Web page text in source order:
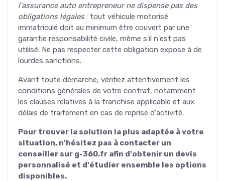
l'assurance auto entrepreneur ne dispense pas des
obligations légales: tout véhicule motorisé
immatriculé doit au minimum être couvert par une
garantie responsabilité civile, même s'il n'est pas
utilisé. Ne pas respecter cette obligation expose à de
lourdes sanctions.
Avant toute démarche, vérifiez attentivement les
conditions générales de votre contrat, notamment
les clauses relatives à la franchise applicable et aux
délais de traitement en cas de reprise d'activité.
Pour trouver la solution la plus adaptée à votre
situation, n'hésitez pas à contacter un
conseiller sur g-360.fr afin d'obtenir un devis
personnalisé et d'étudier ensemble les options
disponibles.